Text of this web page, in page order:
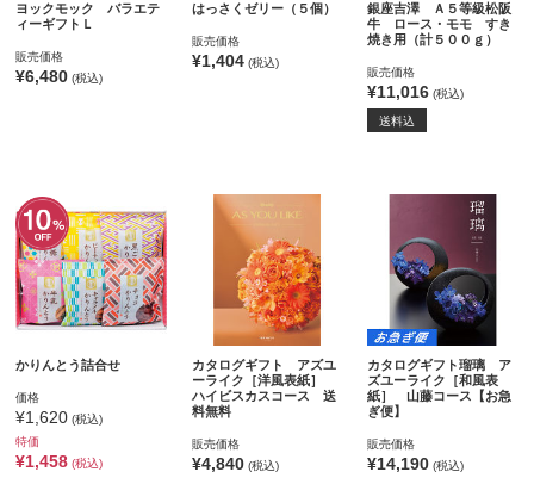
ヨックモック バラエテ
ィーギフトＬ
販売価格
¥6,480 (税込)
はっさくゼリー（５個）
販売価格
¥1,404(税込)
銀座吉澤 Ａ５等級松阪
牛 ロース・モモ すき
焼き用（計５００ｇ）
販売価格
¥11,016 (税込)
送料込
かりんとう詰合せ
価格
¥1,620 (税込)
特価
¥1,458 (税込)
カタログギフト アズユ
ーライク［洋風表紙］
ハイビスカスコース 送
料無料
販売価格
¥4,840(税込)
カタログギフト瑠璃 ア
ズユーライク［和風表
紙］ 山藤コース【お急
ぎ便】
販売価格
¥14,190 (税込)